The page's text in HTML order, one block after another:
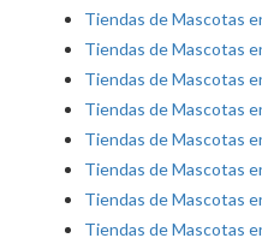
Tiendas de Mascotas
Tiendas de Mascotas
Tiendas de Mascotas
Tiendas de Mascotas
Tiendas de Mascotas
Tiendas de Mascotas
Tiendas de Mascotas
Tiendas de Mascotas